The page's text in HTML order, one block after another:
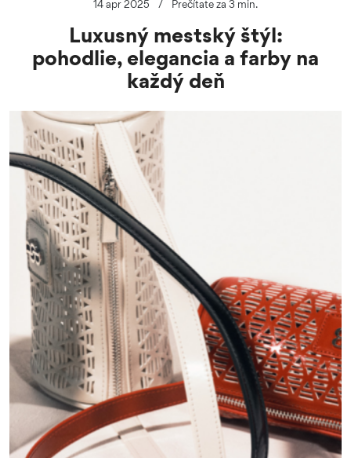
14 apr 2025 / Prečítate za 3 min.
Luxusný mestský štýl:
pohodlie, elegancia a farby na
každý deň